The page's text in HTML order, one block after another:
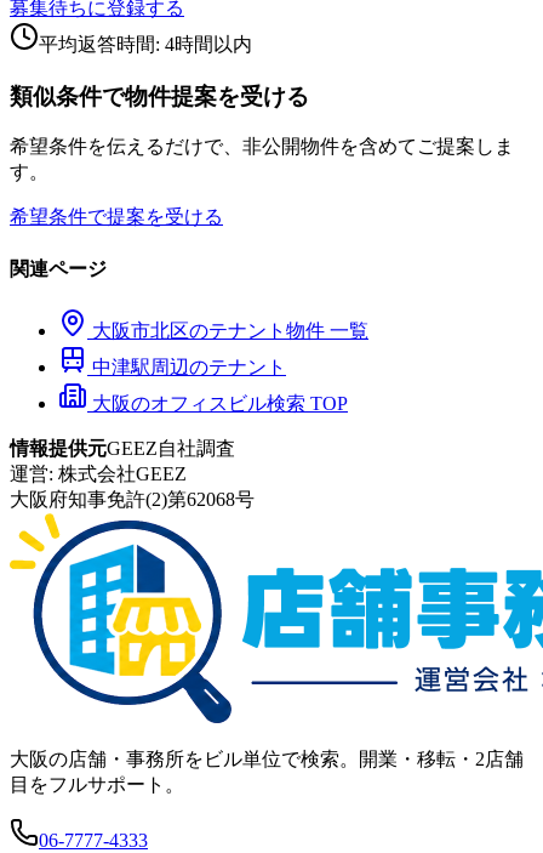
募集待ちに登録する
平均返答時間: 4時間以内
類似条件で物件提案を受ける
希望条件を伝えるだけで、非公開物件を含めてご提案しま
す。
希望条件で提案を受ける
関連ページ
大阪市北区のテナント物件 一覧
中津駅周辺のテナント
大阪のオフィスビル検索 TOP
情報提供元GEEZ自社調査
運営: 株式会社GEEZ
大阪府知事免許(2)第62068号
大阪の店舗・事務所をビル単位で検索。開業・移転・2店舗
目をフルサポート。
06-7777-4333